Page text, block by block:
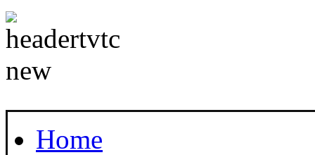
Home